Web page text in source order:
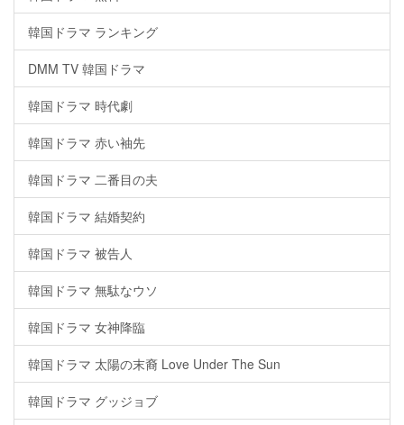
韓国ドラマ ランキング
DMM TV 韓国ドラマ
韓国ドラマ 時代劇
韓国ドラマ 赤い袖先
韓国ドラマ 二番目の夫
韓国ドラマ 結婚契約
韓国ドラマ 被告人
韓国ドラマ 無駄なウソ
韓国ドラマ 女神降臨
韓国ドラマ 太陽の末裔 Love Under The Sun
韓国ドラマ グッジョブ